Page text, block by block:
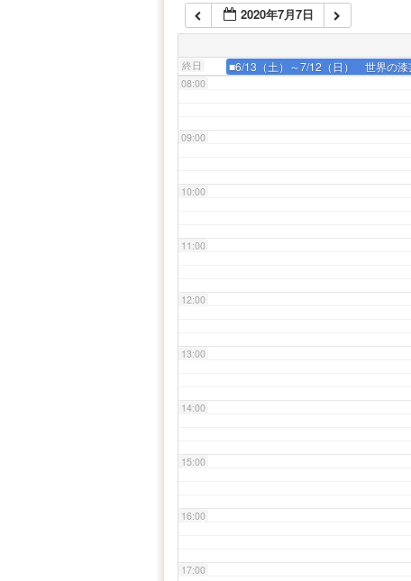
2020年7月7日
終日 ■6/13（土）～7/12（日） 世界の漆
07:00
08:00
09:00
10:00
11:00
12:00
13:00
14:00
15:00
16:00
17:00